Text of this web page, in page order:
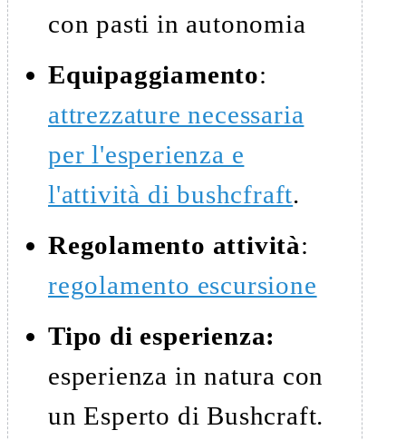
con pasti in autonomia
Equipaggiamento:
attrezzature necessaria
per l'esperienza e
l'attività di bushcfraft.
Regolamento attività:
regolamento escursione
Tipo di esperienza:
esperienza in natura con
un Esperto di Bushcraft.